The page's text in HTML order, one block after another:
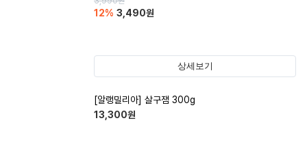
12% 3,490원
상세보기
[알랭밀리아] 살구잼 300g
13,300원